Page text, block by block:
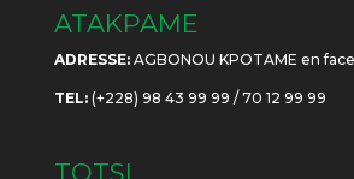
ATAKPAME
ADRESSE:AGBONOU KPOTAME en
TEL:(+228) 98 43 99 99 / 70 12 99 99
TOTSI